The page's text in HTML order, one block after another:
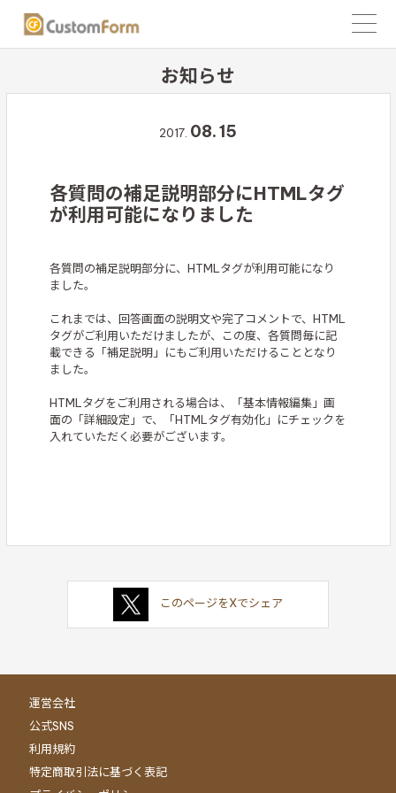
お知らせ
2017. 08.15
各質問の補足説明部分にHTMLタグ
が利用可能になりました
各質問の補足説明部分に、HTMLタグが利用可能になり
ました。
これまでは、回答画面の説明文や完了コメントで、HTML
タグがご利用いただけましたが、この度、各質問毎に記
載できる「補足説明」にもご利用いただけることとなり
ました。
HTMLタグをご利用される場合は、「基本情報編集」画
面の「詳細設定」で、「HTMLタグ有効化」にチェックを
入れていただく必要がございます。
このページをXでシェア
運営会社
公式SNS
利用規約
特定商取引法に基づく表記